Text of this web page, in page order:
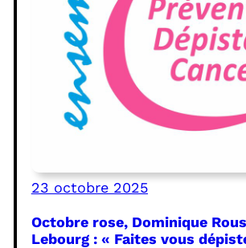
23 octobre 2025
Octobre rose, Dominique
Lebourg : « Faites vous